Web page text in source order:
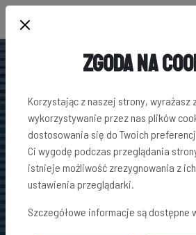
Zgoda na
Korzystając z naszej strony, wyrażasz
wykorzystywanie przez nas plików
dostosowania się do Twoich
Ci wygodę podczas przeglądania
istnieje możliwość zrezygnowania z
ustawienia przeglądarki.
Szczegółowe informacje są dostępne